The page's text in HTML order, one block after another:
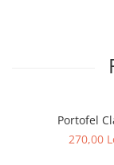
Portofel
270,00